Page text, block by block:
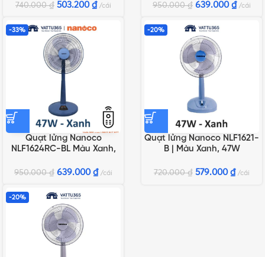
740.000₫ 503.200 ₫ cái 950.000₫ 639.000 ₫ cái
-33%
Quạt lửng Nanoco
NLF1624RC-BL Màu Xanh,
950.000₫ 639.000 ₫ cái
-20%
Quạt lửng Nanoco NLF1621-
B | Màu Xanh, 47W
720.000₫ 579.000 ₫ cái
-20%